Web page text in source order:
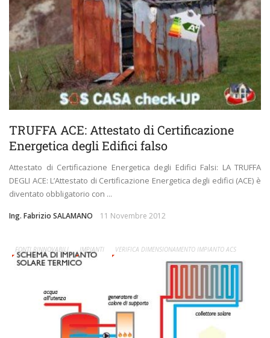
TRUFFA ACE: Attestato di Certificazione
Energetica degli Edifici falso
Attestato di Certificazione Energetica degli Edifici Falsi: LA TRUFFA
DEGLI ACE: L’Attestato di Certificazione Energetica degli edifici (ACE) è
diventato obbligatorio con ...
Ing. Fabrizio SALAMANO 11 Novembre 2012
FONTI RINNOVABILI IMPIANTI VERIFICA DIMENSIONAMENTO IMPIANTO ACS